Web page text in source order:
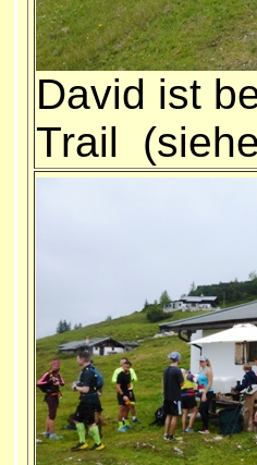
David ist
Trail (siehe